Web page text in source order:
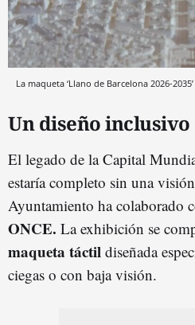
La maqueta ‘Llano de Barcelona 2026-2035’
Un diseño inclusivo
El legado de la Capital
estaría completo sin una
Ayuntamiento ha colaborado
ONCE. La exhibición se
maqueta táctil diseñada
ciegas o con baja visión.